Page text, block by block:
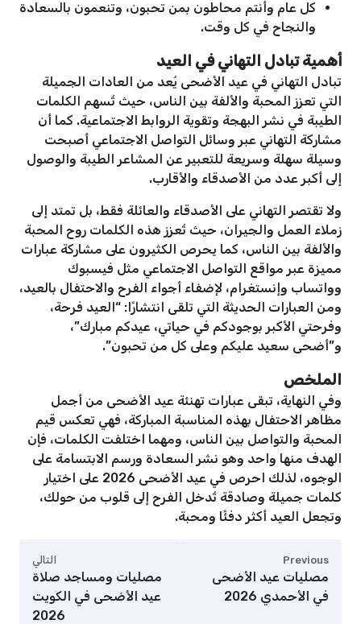
كل عام وأنتم محاطون بمن تحبون، وتنعمون بالسعادة
والنجاح في كل وقت.
أهمية تبادل التهاني في العيد
تبادل التهاني في عيد الأضحى يُعد من العادات الجميلة
التي تعزز المحبة والألفة بين الناس، حيث تُسهم الكلمات
الطيبة في نشر البهجة وتقوية الروابط الاجتماعية. كما أن
مشاركة التهاني عبر وسائل التواصل الاجتماعي أصبحت
وسيلة سهلة وسريعة للتعبير عن المشاعر الطيبة والوصول
إلى أكبر عدد من الأصدقاء والأقارب.
ولا تقتصر التهاني على الأصدقاء والعائلة فقط، بل تمتد إلى
زملاء العمل والجيران، حيث تُعزز هذه الكلمات روح المحبة
والألفة بين الناس، كما يحرص الكثيرون على مشاركة عبارات
مميزة عبر مواقع التواصل الاجتماعي مثل فيسبوك
وواتساب وإنستغرام، لإضفاء أجواء الفرح والاحتفال بالعيد،
ومن العبارات الحديثة التي تلقى انتشارًا: “العيد فرحة،
وفرحتي الأكبر بوجودكم في حياتي، عيدكم مبارك”،
و”أضحى سعيد عليكم وعلى كل من تحبون”.
الملخص
وفي النهاية، تبقى عبارات تهنئة عيد الأضحى من أجمل
مظاهر الاحتفال بهذه المناسبة المباركة، فهي تعكس قيم
المحبة والتواصل بين الناس، ومهما اختلفت الكلمات، فإن
الهدف منها واحد وهو نشر السعادة ورسم الابتسامة على
الوجوه، لذلك احرص في عيد الأضحى 2026 على اختيار
كلمات جميلة وصادقة تُدخل الفرح إلى قلوب من حولك،
وتجعل العيد أكثر دفئًا ومحبة.
Previous
مصليات عيد الأضحى
في الأحمدي 2026
التالي
مصليات ومساجد صلاة
عيد الأضحى في الكويت
2026